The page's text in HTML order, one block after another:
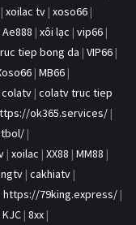
| xoilac tv | xoso66 |
Ae888 | xôi lạc | vip66 |
tiep bong da | VIP66 |
| MB66 |
colatv | colatv truc tiep
ok365.services/ |
|
| xoilac | XX88 | MM88 |
| cakhiatv |
https://79king.express/ |
KJC | 8xx |